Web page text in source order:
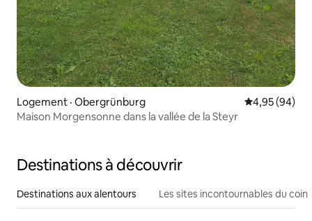
Logement · Obergrünburg Note
4,95 (94)
Maison Morgensonne dans la vallée de la Steyr
Destinations à découvrir
Destinations aux alentours Les sites incontournables du coin